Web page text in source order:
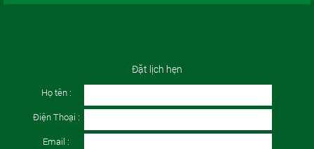
Đặt lịch hẹn
Họ tên :
Điện Thoại :
Email :